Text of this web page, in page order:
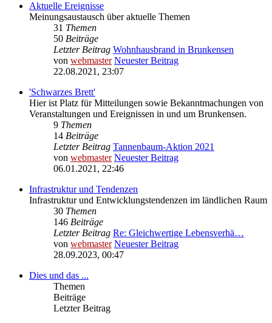
Aktuelle Ereignisse
Meinungsaustausch über aktuelle Themen
31 Themen
50 Beiträge
Letzter Beitrag Wohnhausbrand in Brunkensen
von webmaster Neuester Beitrag
22.08.2021, 23:07
'Schwarzes Brett'
Hier ist Platz für Mitteilungen sowie Bekanntmachungen von
Veranstaltungen und Ereignissen in und um Brunkensen.
9 Themen
14 Beiträge
Letzter Beitrag Tannenbaum-Aktion 2021
von webmaster Neuester Beitrag
06.01.2021, 22:46
Infrastruktur und Tendenzen
Infrastruktur und Entwicklungstendenzen im ländlichen Raum
30 Themen
146 Beiträge
Letzter Beitrag Re: Gleichwertige Lebensverhä…
von webmaster Neuester Beitrag
28.09.2023, 00:47
Dies und das ...
Themen
Beiträge
Letzter Beitrag